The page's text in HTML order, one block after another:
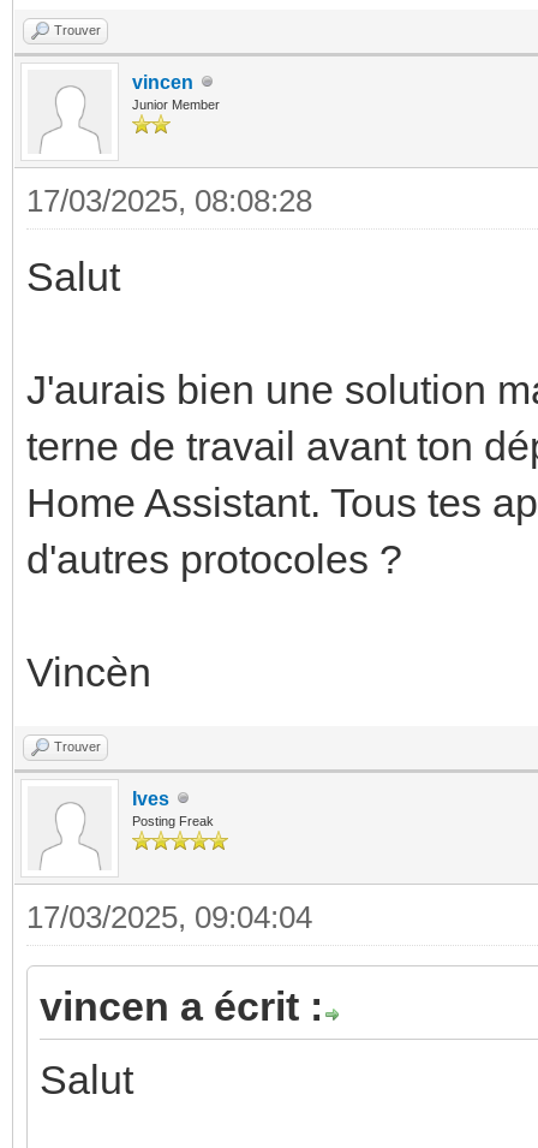
Trouver
vincen
Junior Member
17/03/2025, 08:08:28
Salut
J'aurais bien une solution
terne de travail avant ton
Home Assistant. Tous tes
d'autres protocoles ?
Vincèn
Trouver
Ives
Posting Freak
17/03/2025, 09:04:04
vincen a écrit :
Salut